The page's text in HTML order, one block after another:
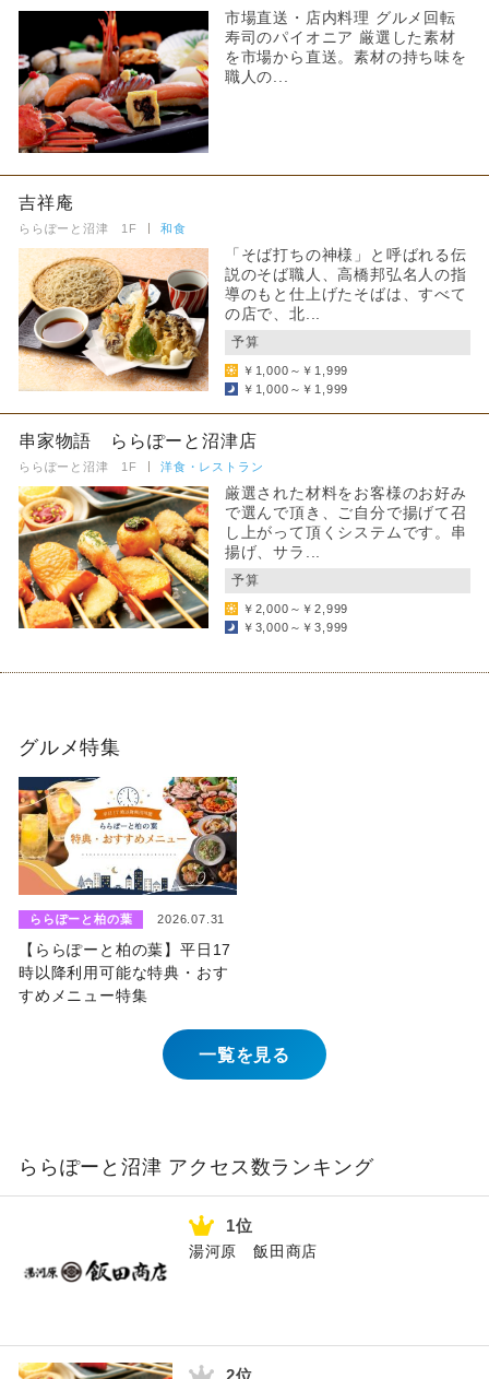
市場直送・店内料理 グルメ回転
寿司のパイオニア 厳選した素材
を市場から直送。素材の持ち味を
職人の...
吉祥庵
ららぽーと沼津 1F 和食
「そば打ちの神様」と呼ばれる伝
説のそば職人、高橋邦弘名人の指
導のもと仕上げたそばは、すべて
の店で、北...
予算
￥1,000～￥1,999
￥1,000～￥1,999
串家物語 ららぽーと沼津店
ららぽーと沼津 1F 洋食・レストラン
厳選された材料をお客様のお好み
で選んで頂き、ご自分で揚げて召
し上がって頂くシステムです。串
揚げ、サラ...
予算
￥2,000～￥2,999
￥3,000～￥3,999
グルメ特集
ららぽーと柏の葉 2026.07.31
【ららぽーと柏の葉】平日17
時以降利用可能な特典・おす
すめメニュー特集
一覧を見る
ららぽーと沼津 アクセス数ランキング
湯河原 飯田商店